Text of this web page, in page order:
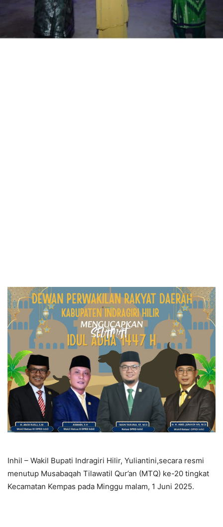
Inhil – Wakil Bupati Indragiri Hilir, Yuliantini,secara resmi
menutup Musabaqah Tilawatil Qur’an (MTQ) ke-20 tingkat
Kecamatan Kempas pada Minggu malam, 1 Juni 2025.